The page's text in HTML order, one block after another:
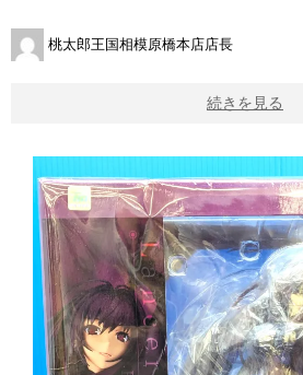
桃太郎王国相模原橋本店店長
続きを見る